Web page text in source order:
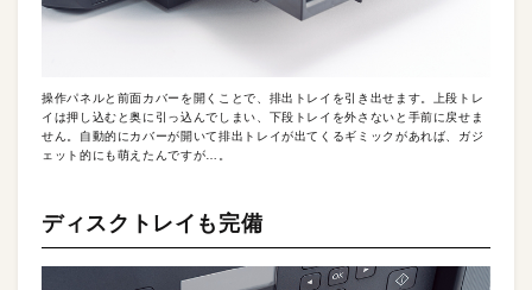
操作パネルと前面カバーを開くことで、排出トレイを引き出せます。上段トレ
イは押し込むと奥に引っ込んでしまい、下段トレイを外さないと手前に戻せま
せん。自動的にカバーが開いて排出トレイが出てくるギミックがあれば、ガジ
ェット的にも萌えたんですが…。
ディスクトレイも完備